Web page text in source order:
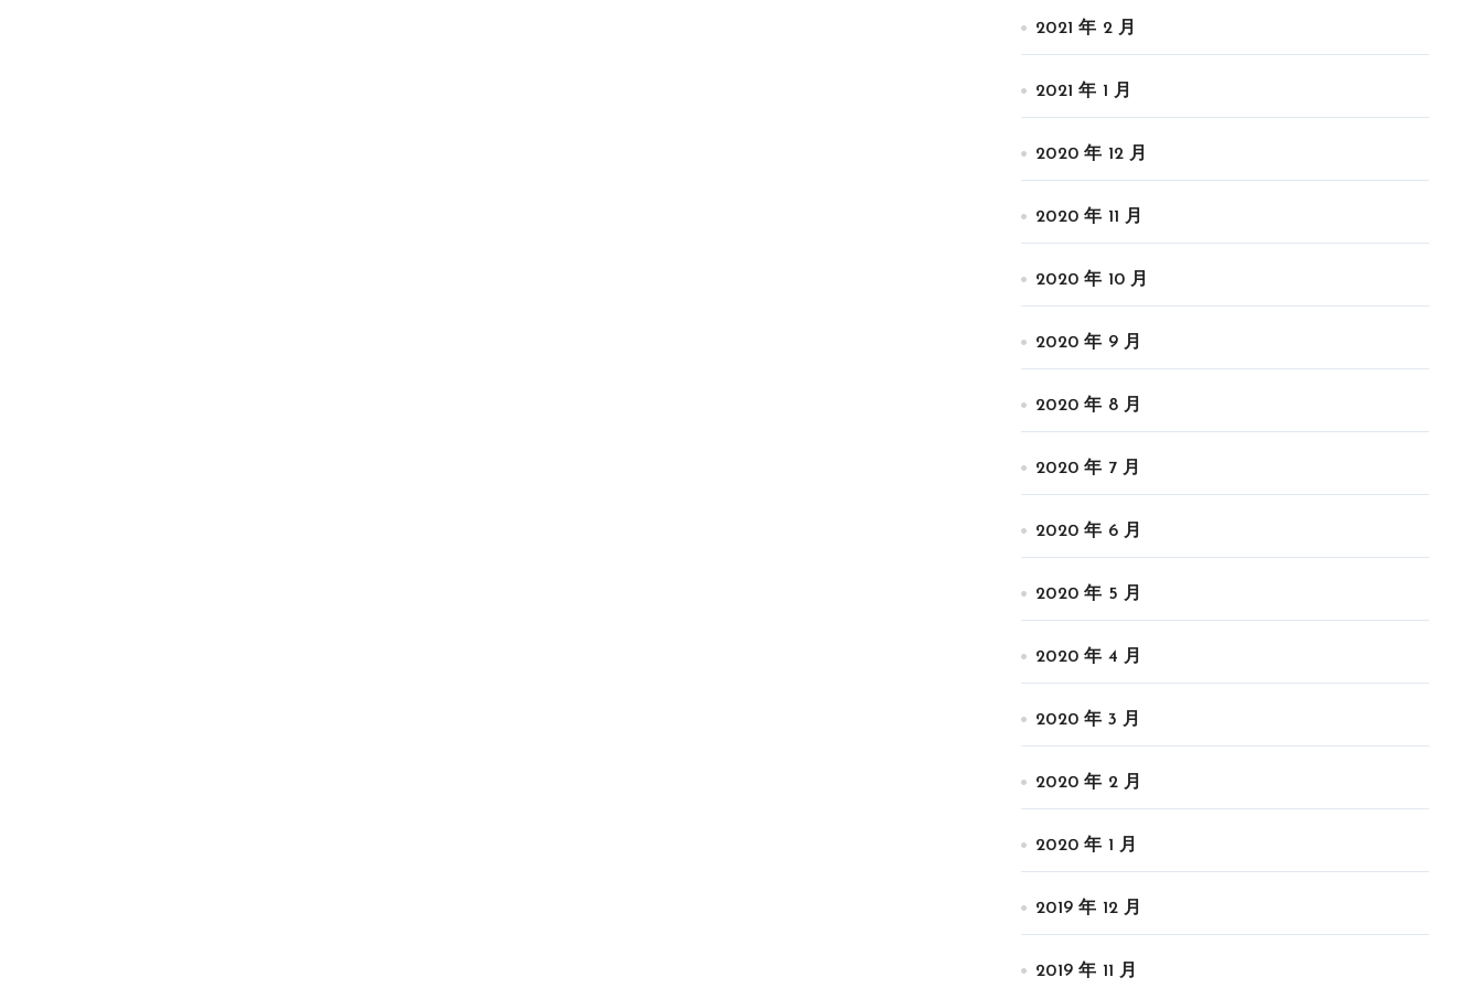
2021 年 2 月
2021 年 1 月
2020 年 12 月
2020 年 11 月
2020 年 10 月
2020 年 9 月
2020 年 8 月
2020 年 7 月
2020 年 6 月
2020 年 5 月
2020 年 4 月
2020 年 3 月
2020 年 2 月
2020 年 1 月
2019 年 12 月
2019 年 11 月